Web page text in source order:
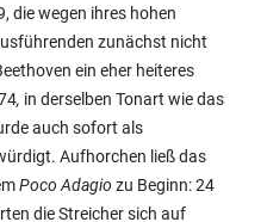
die wegen ihres hohen
zunächst nicht
ein eher heiteres
, in derselben Tonart wie das
auch sofort als
Aufhorchen ließ das
Poco Adagiozu Beginn: 24
die Streicher sich auf